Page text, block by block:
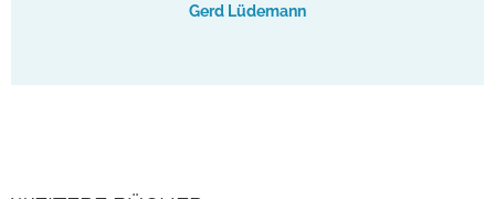
Gerd Lüdemann